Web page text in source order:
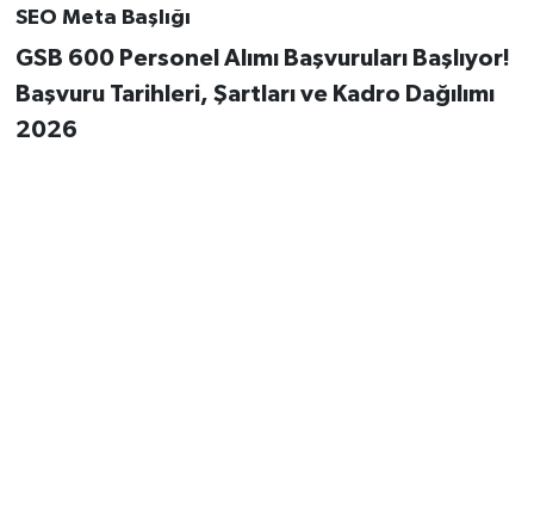
SEO Meta Başlığı
GSB 600 Personel Alımı Başvuruları Başlıyor!
Başvuru Tarihleri, Şartları ve Kadro Dağılımı
2026